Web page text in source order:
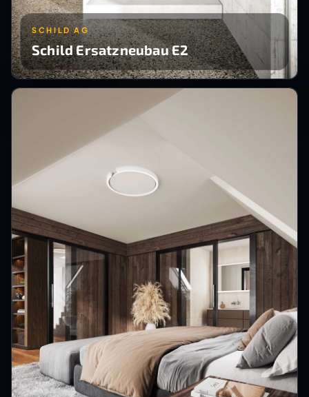
SCHILD AG
Schild Ersatzneubau E2